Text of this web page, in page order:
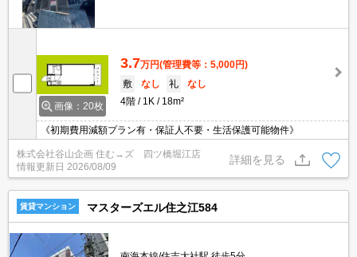
画像：20枚
3.7万円(管理費等：5,000円)
敷
なし 礼
なし
4階
1K 18m²
《初期費用減額プラン有・保証人不要・生活保護可能物件》
株式会社谷山企画 住む→ズ 四ツ橋堀江店
情報更新日 2026/08/09
詳細を見る
賃貸マンション マスターズエル住之江584